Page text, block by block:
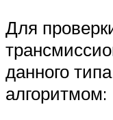
Для
данного
алгоритмом: